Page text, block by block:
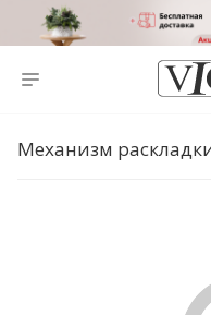
Механизм